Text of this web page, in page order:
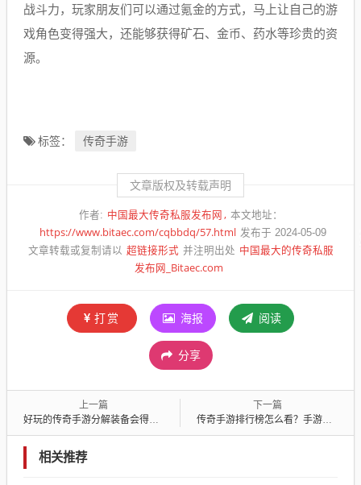
战斗力，玩家朋友们可以通过氪金的方式，马上让自己的游
戏角色变得强大，还能够获得矿石、金币、药水等珍贵的资
源。
标签： 传奇手游
文章版权及转载声明
作者: 中国最大传奇私服发布网 本文地址：
https://www.bitaec.com/cqbbdq/57.html 发布于 2024-05-09
文章转载或复制请以 超链接形式 并注明出处 中国最大的传奇私服
发布网_Bitaec.com
打赏 海报 阅读
分享
上一篇
好玩的传奇手游分解装备会得到哪些物品？
下一篇
传奇手游排行榜怎么看？手游可以在线挂机吗？
相关推荐